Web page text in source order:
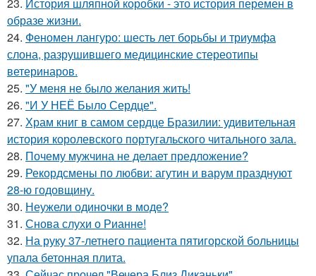
образе жизни.
24. Феномен лангуро: шесть лет борьбы и триумфа
слона, разрушившего медицинские стереотипы
ветеринаров.
25. "У меня не было желания жить!
26. "И У НЕЁ Было Сердце".
27. Храм книг в самом сердце Бразилии: удивительная
история королевского португальского читального зала.
28. Почему мужчина не делает предложение?
29. Рекордсмены по любви: агутин и варум празднуют
28-ю годовщину.
30. Неужели одиночки в моде?
31. Снова слухи о Рианне!
32. На руку 37-летнего пациента пятигорской больницы
упала бетонная плита.